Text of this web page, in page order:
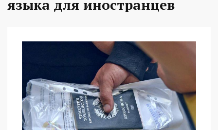
языка для иностранцев